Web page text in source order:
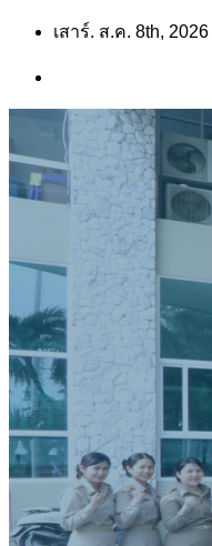
Skip
content
เสาร์. ส.ค. 8th, 2026